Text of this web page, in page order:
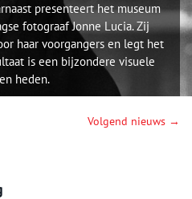
presenteert het museum
fotograaf Jonne Lucia. Zij
haar voorgangers en legt het
is een bijzondere visuele
heden.
Volgend nieuws →